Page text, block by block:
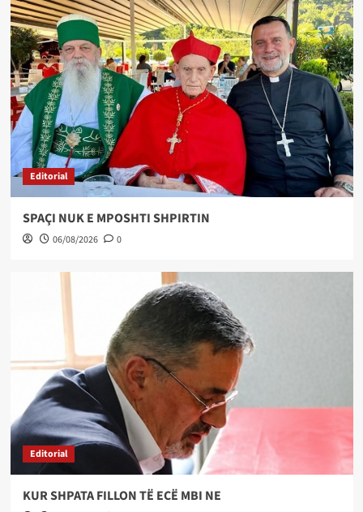
Editorial
SPAÇI NUK E MPOSHTI SHPIRTIN
06/08/2026 0
Editorial
KUR SHPATA FILLON TË ECË MBI NE